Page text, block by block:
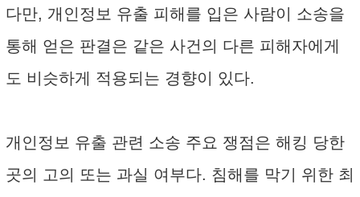
다만, 개인정보 유출 피해를 입은 사람이 소송을
통해 얻은 판결은 같은 사건의 다른 피해자에게
도 비슷하게 적용되는 경향이 있다.
개인정보 유출 관련 소송 주요 쟁점은 해킹 당한
곳의 고의 또는 과실 여부다. 침해를 막기 위한 최